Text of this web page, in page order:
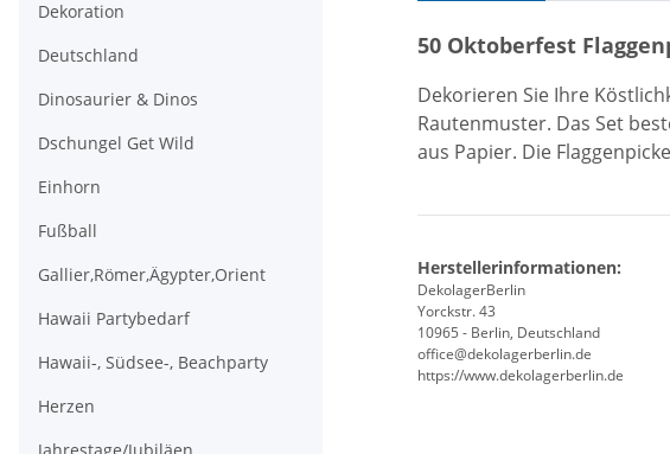
50 Oktoberfest
Dekorieren Sie Ihre
Rautenmuster. Das Set
aus Papier. Die
Herstellerinformationen:
DekolagerBerlin
Yorckstr. 43
10965 - Berlin, Deutschland
office@dekolagerberlin.de
https://www.dekolagerberlin.de
Dekoration
Deutschland
Dinosaurier & Dinos
Dschungel Get Wild
Einhorn
Fußball
Gallier,Römer,Ägypter,Orient
Hawaii Partybedarf
Hawaii-, Südsee-, Beachparty
Herzen